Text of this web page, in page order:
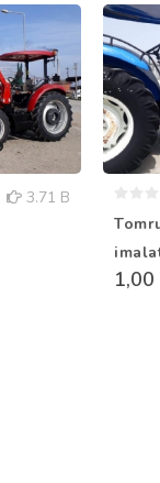
3.71 B
1,00